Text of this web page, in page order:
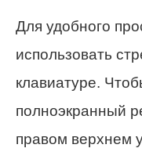
Для удобного
использовать
клавиатуре.
полноэкранный
правом верхнем